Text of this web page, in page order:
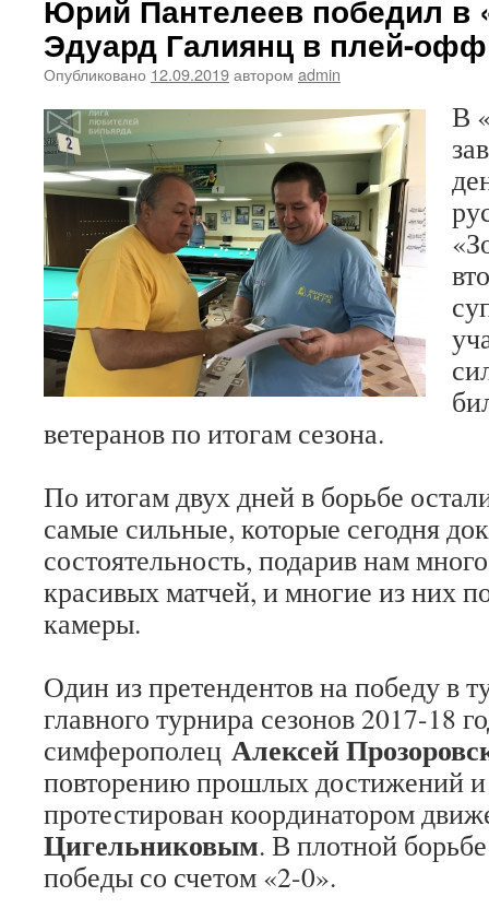
Юрий Пантелеев победил в
Эдуард Галиянц в плей-
Опубликовано 12.09.2019автором admin
В
ветеранов по итогам сезона.
По итогам двух дней в борьбе
самые сильные, которые сегодня
состоятельность, подарив нам
красивых матчей, и многие из них
камеры.
Один из претендентов на победу в
главного турнира сезонов 2017-18
симферополец Алексей
повторению прошлых достижений и
протестирован координатором
Цигельниковым. В плотной
победы со счетом «2-0».